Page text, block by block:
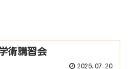
術講習会
2026.07.20